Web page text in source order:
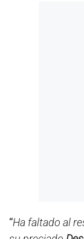
“Ha faltado al